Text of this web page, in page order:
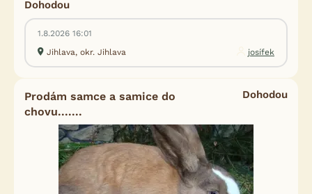
Dohodou
1.8.2026 16:01
Jihlava, okr. Jihlava
josífek
Prodám samce a samice do
chovu.......
Dohodou